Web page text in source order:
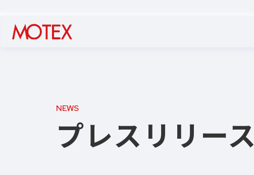
NEWS
プレスリリース